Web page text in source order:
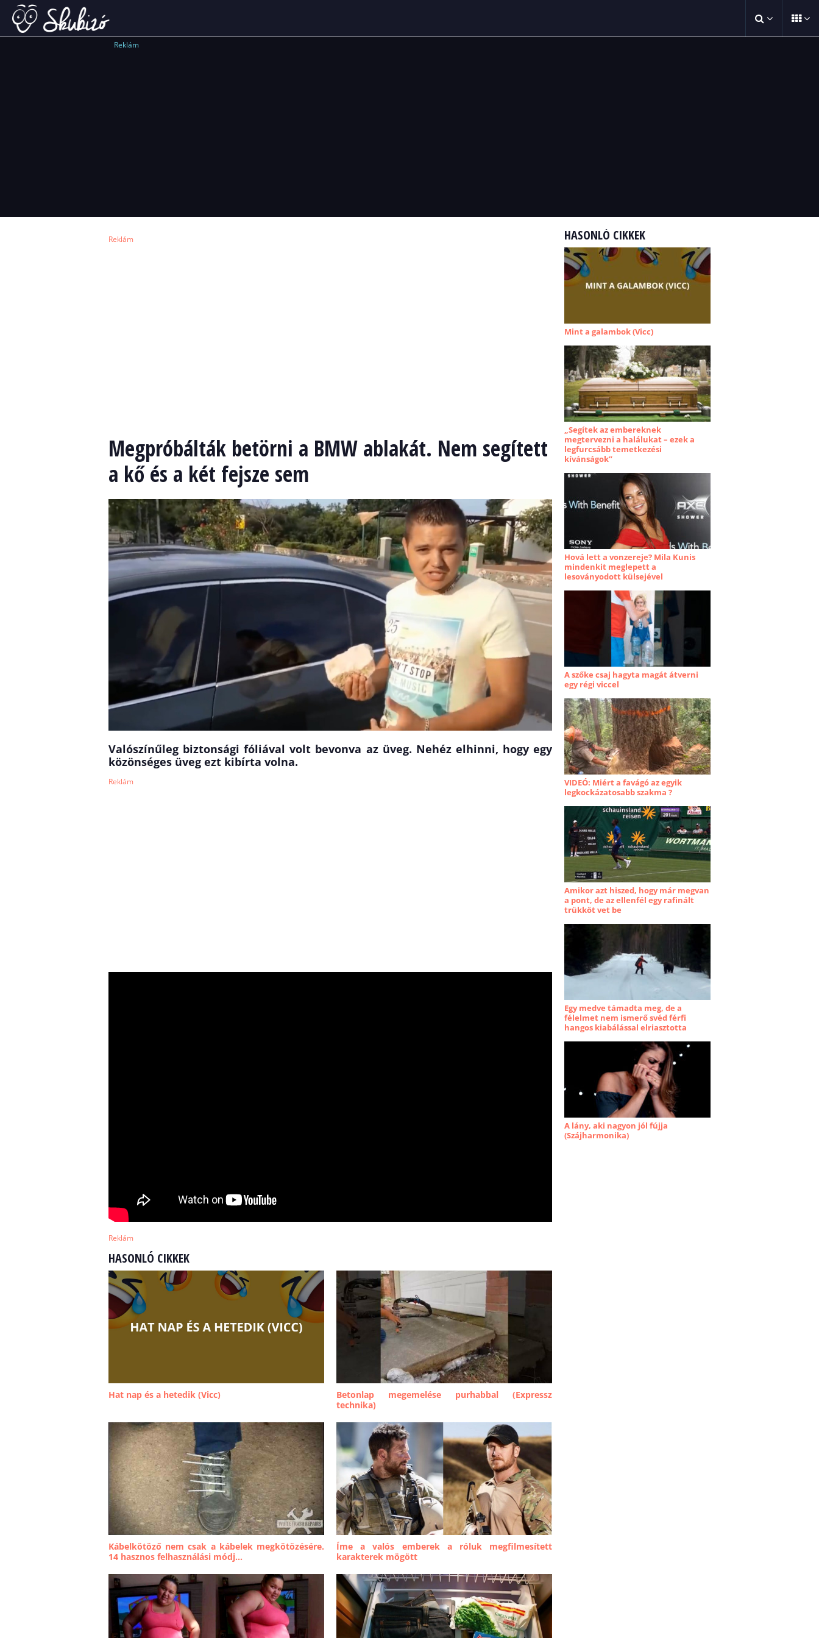
Reklám
Reklám
Megpróbálták betörni a BMW ablakát. Nem segített
a kő és a két fejsze sem
Valószínűleg biztonsági fóliával volt bevonva az üveg. Nehéz elhinni, hogy egy
közönséges üveg ezt kibírta volna.
Reklám
Reklám
HASONLÓ CIKKEK
Hat nap és a hetedik (Vicc)
Betonlap megemelése purhabbal (Expressz
technika)
Kábelkötöző nem csak a kábelek megkötözésére.
14 hasznos felhasználási módj...
Íme a valós emberek a róluk megfilmesített
karakterek mögött
HASONLÓ CIKKEK
Mint a galambok (Vicc)
„Segítek az embereknek
megtervezni a halálukat – ezek a
legfurcsább temetkezési
kívánságok”
Hová lett a vonzereje? Mila Kunis
mindenkit meglepett a
lesoványodott külsejével
A szőke csaj hagyta magát átverni
egy régi viccel
VIDEÓ: Miért a favágó az egyik
legkockázatosabb szakma ?
Amikor azt hiszed, hogy már megvan
a pont, de az ellenfél egy rafinált
trükköt vet be
Egy medve támadta meg, de a
félelmet nem ismerő svéd férfi
hangos kiabálással elriasztotta
A lány, aki nagyon jól fújja
(Szájharmonika)